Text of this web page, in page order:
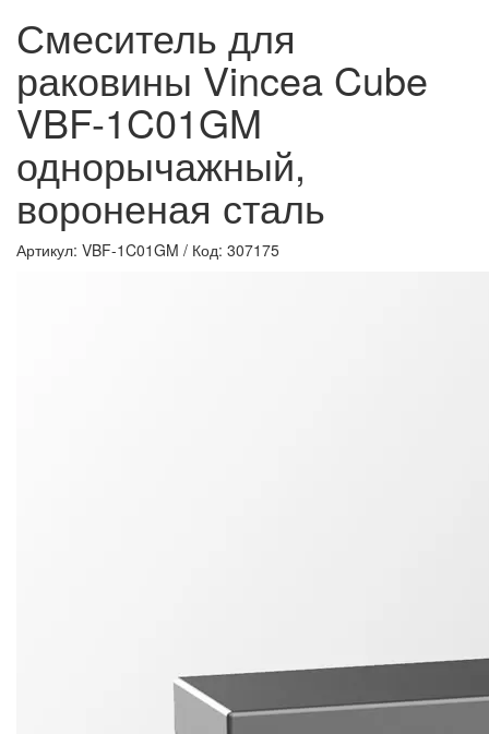
Смеситель для
раковины Vincea Cube
VBF-1C01GM
однорычажный,
вороненая сталь
Артикул: VBF-1C01GM / Код: 307175